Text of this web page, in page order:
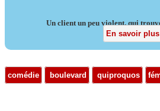
Un client un peu violent, qui
En savoir plus
comédie boulevard quiproquos